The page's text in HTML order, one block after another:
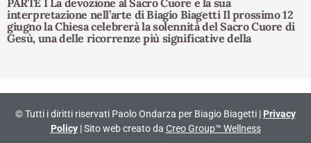
PARTE I La devozione al Sacro Cuore e la sua
interpretazione nell’arte di Biagio Biagetti Il prossimo 12
giugno la Chiesa celebrerà la solennità del Sacro Cuore di
Gesù, una delle ricorrenze più significative della
© Tutti i diritti riservati Paolo Ondarza per Biagio Biagetti | Privacy
Policy| Sito web creato da Creo Group™ Wellness